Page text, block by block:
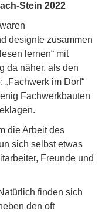
Stein 2022
designte zusammen
lernen“ mit
da näher, als den
im Dorf“
Fachwerkbauten
die Arbeit des
sich selbst etwas
Freunde und
finden sich
den oft